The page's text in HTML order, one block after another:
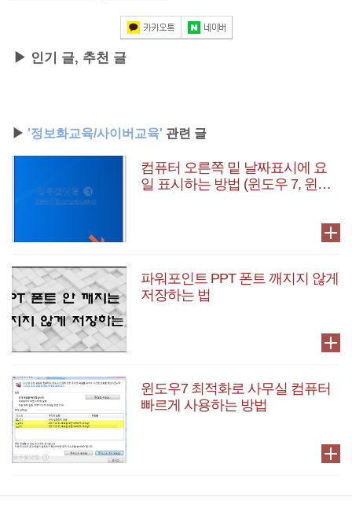
▶ 인기 글, 추천 글
▶ '정보화교육/사이버교육' 관련 글
컴퓨터 오른쪽 밑 날짜표시에 요
일 표시하는 방법 (윈도우 7, 윈도
파워포인트 PPT 폰트 깨지지 않게
저장하는 법
윈도우7 최적화로 사무실 컴퓨터
빠르게 사용하는 방법